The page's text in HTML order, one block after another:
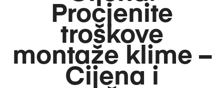
Procjenite
troškove
montaže klime –
Cijena i